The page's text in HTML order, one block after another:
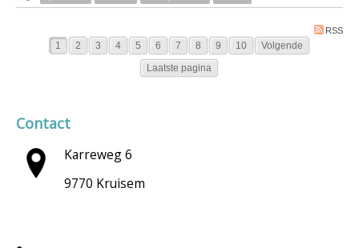
RSS
1 2 3 4 5 6 7 8 9 10
Volgende
Laatste pagina
Contact
Karreweg 6
9770 Kruisem